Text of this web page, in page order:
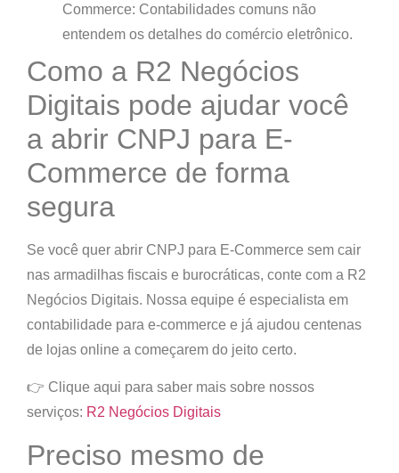
Commerce: Contabilidades comuns não
entendem os detalhes do comércio eletrônico.
Como a R2 Negócios
Digitais pode ajudar você
a abrir CNPJ para E-
Commerce de forma
segura
Se você quer abrir CNPJ para E-Commerce sem cair
nas armadilhas fiscais e burocráticas, conte com a R2
Negócios Digitais. Nossa equipe é especialista em
contabilidade para e-commerce e já ajudou centenas
de lojas online a começarem do jeito certo.
👉 Clique aqui para saber mais sobre nossos
serviços: R2 Negócios Digitais
Preciso mesmo de